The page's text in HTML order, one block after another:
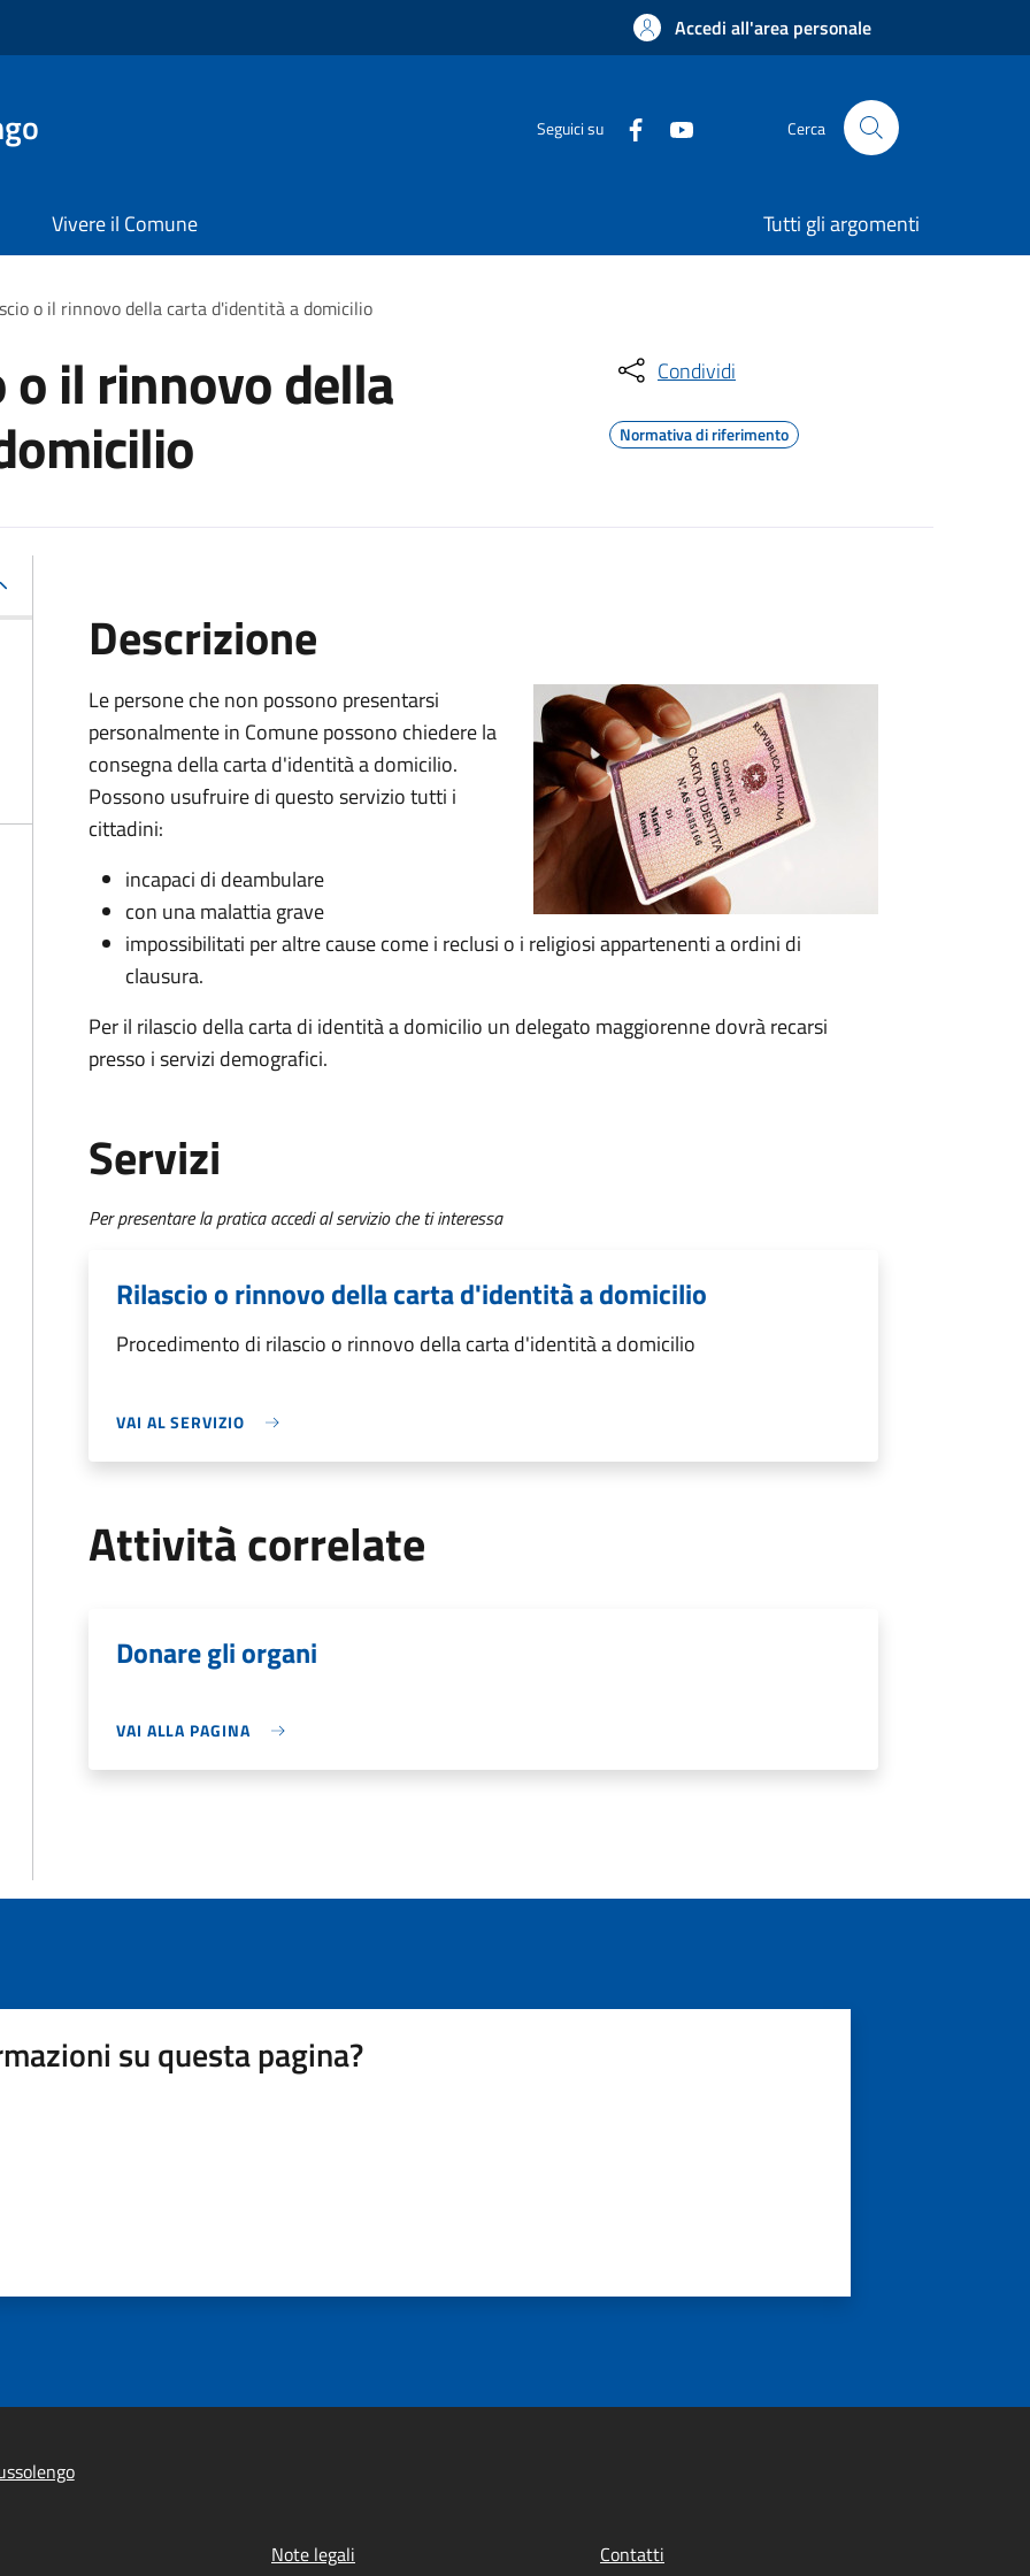
Accedi all'area personale
Seguici su Cerca
Vivere il Comune Tutti gli argomenti
o il rinnovo della carta d'identità a domicilio
o il rinnovo della Condividi
Normativa di riferimento
Descrizione
Le persone che non possono presentarsi
personalmente in Comune possono chiedere la
consegna della carta d'identità a domicilio.
Possono usufruire di questo servizio tutti i
cittadini:
incapaci di deambulare
con una malattia grave
impossibilitati per altre cause come i reclusi o i religiosi appartenenti a ordini di
clausura.
Per il rilascio della carta di identità a domicilio un delegato maggiorenne dovrà recarsi
presso i servizi demografici.
Servizi
Per presentare la pratica accedi al servizio che ti interessa
Rilascio o rinnovo della carta d'identità a domicilio
Procedimento di rilascio o rinnovo della carta d'identità a domicilio
VAI AL SERVIZIO
Attività correlate
Donare gli organi
VAI ALLA PAGINA
su questa pagina?
Note legali Contatti